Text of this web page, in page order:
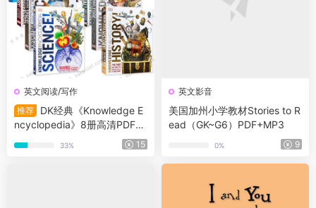
英文阅读/写作
推荐
DK经典《Knowledge E
ncyclopedia》8册高清PDF
33% 15
英文影音
美国加州小学教材Stories to R
ead（GK~G6）PDF+MP3
0% 9